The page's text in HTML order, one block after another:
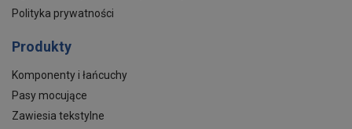
Polityka prywatności
Produkty
Komponenty i łańcuchy
Pasy mocujące
Zawiesia tekstylne